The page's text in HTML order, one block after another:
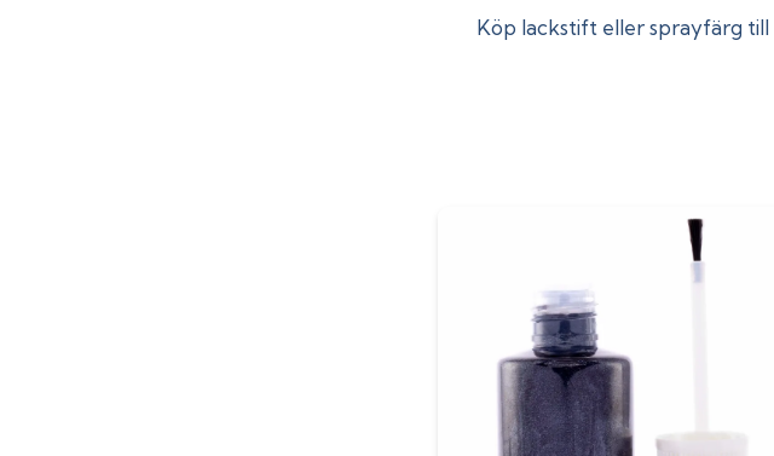
Köp lackstift eller sprayfärg till